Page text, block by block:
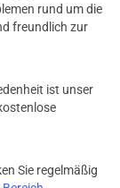
rund um die
freundlich zur
ist unser
Sie regelmäßig